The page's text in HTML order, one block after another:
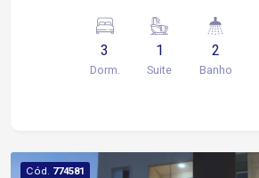
3
Dorm.
1
Suite
2
Banho
Cód. 774581